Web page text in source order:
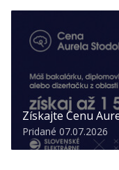
Získajte Cenu
Pridané 07.07.2026